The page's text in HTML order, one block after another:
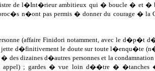
de l�Int�rieur ambitieux qui � boucle � et �
n�ont pas permis � donner du courage � la
(affaire Finidori notamment, avec le d�p�t
jette d�finitivement le doute sur toute l�enqu�te
des dizaines d�autres personnes et la
appel) ; gardes � vue loin d��tre � �tanches